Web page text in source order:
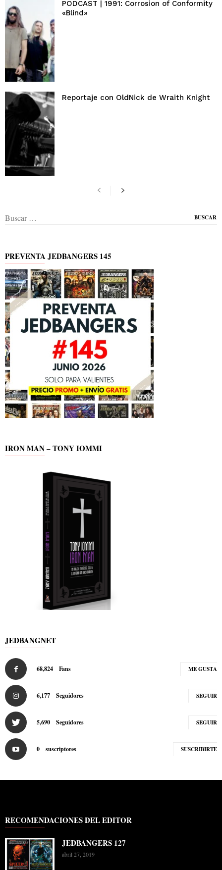
PODCAST | 1991: Corrosion of Conformity
«Blind»
Reportaje con OldNick de Wraith Knight
Buscar:
PREVENTA JEDBANGERS 145
IRON MAN – TONY IOMMI
JEDBANGNET
68,824 Fans ME GUSTA
6,177 Seguidores SEGUIR
5,690 Seguidores SEGUIR
0 suscriptores SUSCRIBIRTE
RECOMENDACIONES DEL EDITOR
JEDBANGERS 127
abril 27, 2019